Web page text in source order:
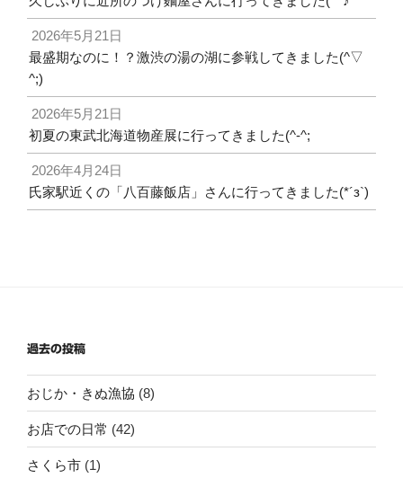
2026年5月21日
最盛期なのに！？激渋の湯の湖に参戦してきました(^▽
^;)
2026年5月21日
初夏の東武北海道物産展に行ってきました(^-^;
2026年4月24日
氏家駅近くの「八百藤飯店」さんに行ってきました(*´з`)
過去の投稿
おじか・きぬ漁協 (8)
お店での日常 (42)
さくら市 (1)